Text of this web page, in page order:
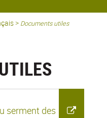
> Documents utiles
serment des